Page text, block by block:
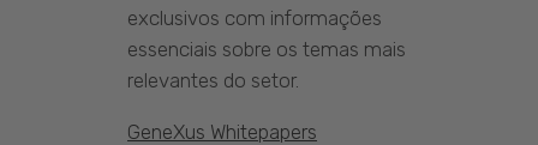
exclusivos com informações
essenciais sobre os temas mais
relevantes do setor.
GeneXus Whitepapers